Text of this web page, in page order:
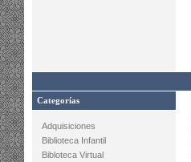
Categorías
Adquisiciones
Biblioteca Infantil
Bibloteca Virtual